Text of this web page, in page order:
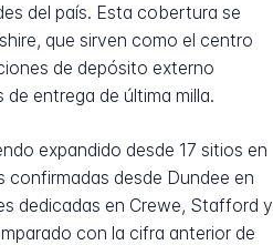
del país. Esta cobertura se
que sirven como el centro
de depósito externo
entrega de última milla.
expandido desde 17 sitios en
confirmadas desde Dundee en
dedicadas en Crewe, Stafford y
con la cifra anterior de